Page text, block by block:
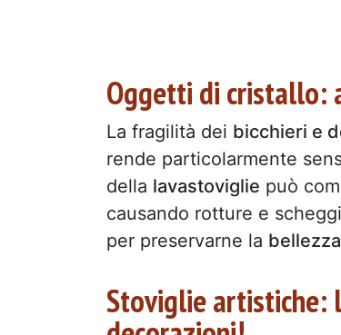
Oggetti di cristallo:
La fragilità dei bicchieri e
rende particolarmente
della lavastoviglie può
causando rotture e
per preservarne la
Stoviglie artistiche: